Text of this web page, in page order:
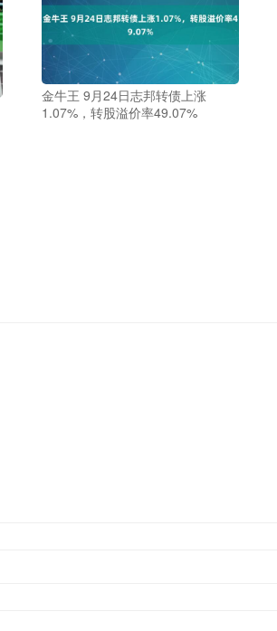
金牛王 9月24日志邦转债上涨
1.07%，转股溢价率49.07%